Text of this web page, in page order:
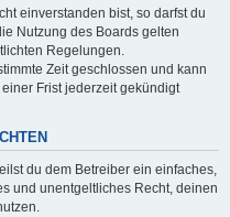
einverstanden bist, so darfst du
Nutzung des Boards gelten
Regelungen.
Zeit geschlossen und kann
Frist jederzeit gekündigt
du dem Betreiber ein einfaches,
und unentgeltliches Recht, deinen